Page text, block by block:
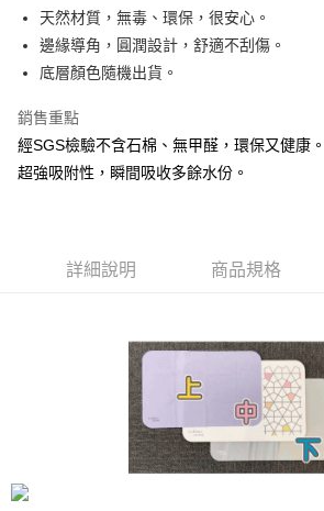
街口支付
悠遊付
AFTEE先享後付
相關說明
２．便利：只要手機號碼，簡訊認證，即可結帳。
１．於結帳方式選擇「AFTEE先享後付」後，將跳
結帳頁面，進行簡訊認證並確認金額後，即可完成
２．訂單成立數日內，您將收到繳費通知簡訊。
３．收到繳費通知簡訊後14天內，點擊此簡訊中的
ATM／網路銀行／等多元方式進行付款，方視為交
※ 請注意：結帳手續完成當下不需立刻繳費，但若
購買商品的店家。未經商家同意取消之訂單仍視為
※ 交易是否成功請以「AFTEE先享後付 」之結帳頁
每筆NT$100，滿NT$1,000(含以上)免運費
每筆NT$150，滿NT$1,000(含以上)免運費
天然材質，無毒、環保，很安心。
邊緣導角，圓潤設計，舒適不刮傷。
底層顏色隨機出貨。
銷售重點
經SGS檢驗不含石棉、無甲醛，環保又健康。
超強吸附性，瞬間吸收多餘水份。
詳細說明 商品規格